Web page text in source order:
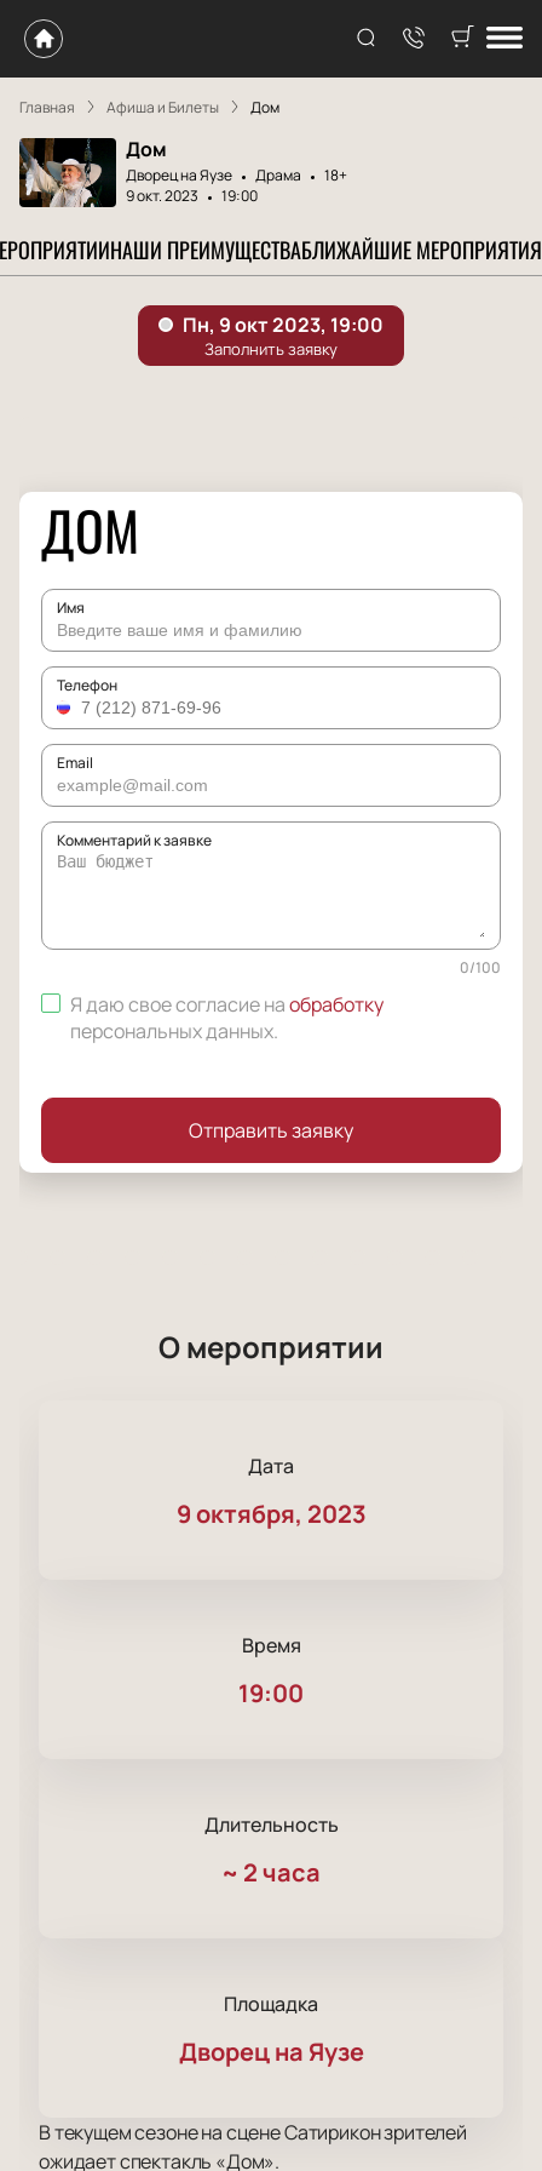
Главная Афиша и Билеты Дом
Дом
Дворец на Яузе Драма
18+
9 окт. 2023
19:00
НАШИ ПРЕИМУЩЕСТВАБЛИЖАЙШИЕ МЕРОПРИЯТИЯ
ДОМ
Имя
Телефон
Email
Комментарий к заявке
0/100
Я даю свое согласие наобработку
персональных данных.
Отправить заявку
О мероприятии
Дата
9 октября, 2023
Время
19:00
Длительность
~ 2 часа
Площадка
Дворец на Яузе
В текущем сезоне на сцене Сатирикон зрителей
ожидает спектакль «Дом».